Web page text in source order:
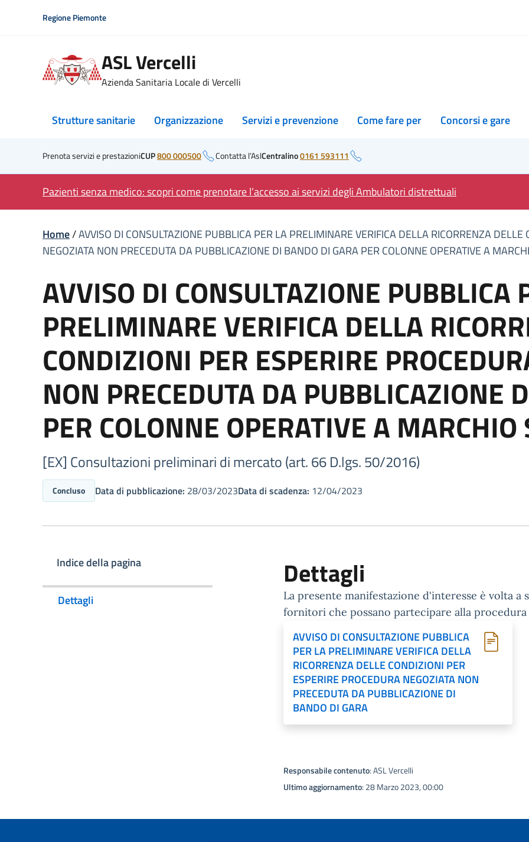
Regione Piemonte
ASL Vercelli
Azienda Sanitaria Locale di Vercelli
Strutture sanitarie Organizzazione Servizi e prevenzione Come fare per Concorsi e gare
Prenota servizi e prestazioniCUP800 000500 Contatta l’AslCentralino0161 593111
Pazienti senza medico: scopri come prenotare l’accesso ai servizi degli Ambulatori distrettuali
Home/AVVISO DI CONSULTAZIONE PUBBLICA PER LA PRELIMINARE VERIFICA DELLA RICORRENZA
NEGOZIATA NON PRECEDUTA DA PUBBLICAZIONE DI BANDO DI GARA PER COLONNE OPERATIVE A
AVVISO DI CONSULTAZIONE PUBBLICA
PRELIMINARE VERIFICA DELLA
CONDIZIONI PER ESPERIRE
NON PRECEDUTA DA PUBBLICAZIONE
PER COLONNE OPERATIVE A MARCHIO
[EX] Consultazioni preliminari di mercato (art. 66 D.lgs. 50/2016)
Concluso Data di pubblicazione: 28/03/2023Data di scadenza: 12/04/2023
Indice della pagina
Dettagli
Dettagli
La presente manifestazione d'interesse è volta
fornitori che possano partecipare alla
AVVISO DI CONSULTAZIONE PUBBLICA
PER LA PRELIMINARE VERIFICA DELLA
RICORRENZA DELLE CONDIZIONI PER
ESPERIRE PROCEDURA NEGOZIATA NON
PRECEDUTA DA PUBBLICAZIONE DI
BANDO DI GARA
Responsabile contenuto: ASL Vercelli
Ultimo aggiornamento: 28 Marzo 2023, 00:00